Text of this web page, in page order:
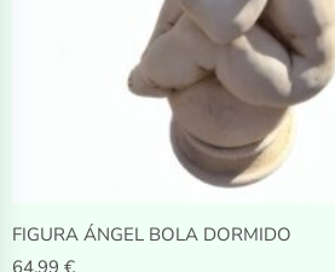
FIGURA ÁNGEL BOLA DORMIDO